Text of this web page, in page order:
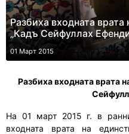
Разбиха входната
„Кадъ Сейфуллах
01 Март 2015
Разбиха входната врата
На 01 март 2015 г. в
входната врата на